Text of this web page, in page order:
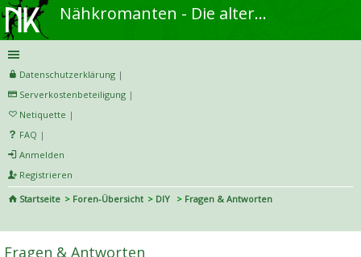
Nähkromanten - Die alternative Näh- und DIY-Community
Datenschutzerklärung |
Serverkostenbeteiligung |
Netiquette |
FAQ |
Anmelden
Registrieren
Startseite
Foren-Übersicht DIY
Fragen & Antworten
Fragen & Antworten